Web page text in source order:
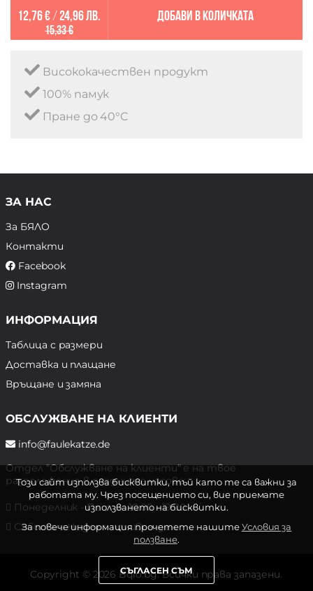
12,76 €/ 24,96 лв.
15,33 €
Добави в количката
Висококачествен продукт
100% памук
Пране до 40°C
ЗА НАС
За БЯЛО
Контакти
Facebook
Instagram
ИНФОРМАЦИЯ
Таблица с размери
Доставка и плащане
Връщане и замяна
ОБСЛУЖВАНЕ НА КЛИЕНТИ
info@faulekatze.de
Отдел "Обслужване на клиенти" е на твое
разположение в следните часове:
Понеделник - Петък: 10:00 - 19:00 ч.
Събота и Неделя: почивен ден
Copyright © 2026 Bqlo.bg. Всички права запазени.
Този сайт използва бисквитки, тъй като те са важни за
работата му. Чрез посещението си, вие приемате
използването на бисквитки.
За повече информация прочетете нашитеУсловия за
ползване.
СЪГЛАСЕН СЪМ